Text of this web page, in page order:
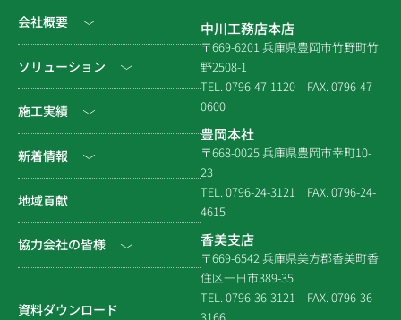
会社概要
社長挨拶
会社沿革
拠点一覧
企業倫理規定
ソリューション
公共工事
住宅関連
各種連携
施工実績
土木
建築（民間）
新着情報
NEWS & EVENT
メディア掲載
地域貢献
協力会社の皆様
資料ダウンロード
中川工務店本店
〒669-6201 兵庫県豊岡市竹野町竹
野2508-1
TEL. 0796-47-1120 FAX. 0796-47-
0600
豊岡本社
〒668-0025 兵庫県豊岡市幸町10-
23
TEL. 0796-24-3121 FAX. 0796-24-
4615
香美支店
〒669-6542 兵庫県美方郡香美町香
住区一日市389-35
TEL. 0796-36-3121 FAX. 0796-36-
3166